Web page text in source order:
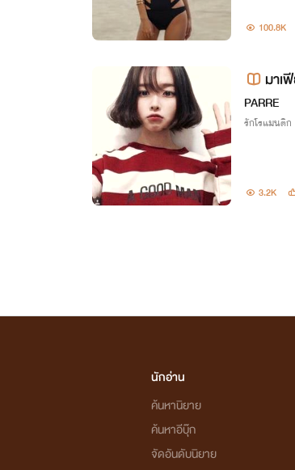
100.8K
มาเ
PARRE
รักโรแมนติก
3.2K
นักอ่าน
ค้นหานิยาย
ค้นหาอีบุ๊ก
จัดอันดับนิยาย